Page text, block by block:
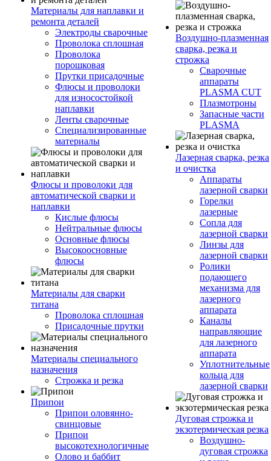
Материалы для наплавки и
ремонта деталей
Электроды сварочные
Проволока сплошная
Проволока
порошковая
Прутки присадочные
Флюсы и проволоки
для износостойкой
наплавки
Ленты сварочные
Специализированные
материалы
Флюсы и проволоки для
автоматической сварки и
наплавки
Кислые флюсы
Нейтральные флюсы
Основные флюсы
Высокоосновные
флюсы
Материалы для сварки
титана
Проволока сплошная
Присадочные прутки
Материалы специального
назначения
Строжка и резка
Припои
Припои оловянно-
свинцовые
Припои
высокотехнологичные
Олово и баббит
Воздушно-плазменная
сварка, резка и
строжка
Сварочные
аппараты
PLASMA CUT
Плазмотроны
Запасные части
PLASMA
Лазерная сварка, резка
и очистка
Аппараты
лазерной сварки
Горелки
лазерные
Сопла для
лазерной сварки
Линзы для
лазерной сварки
Ролики
подающего
механизма для
лазерного
аппарата
Каналы
направляющие
для лазерного
аппарата
Уплотнительные
кольца для
лазерной сварки
Дуговая строжка и
экзотермическая резка
Воздушно-
дуговая строжка